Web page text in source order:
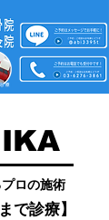
ロの施術
で診療】